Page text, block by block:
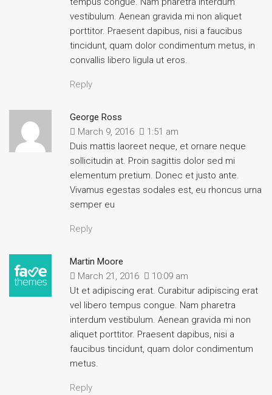
vestibulum. Aenean gravida mi non aliquet
porttitor. Praesent dapibus, nisi a faucibus
tincidunt, quam dolor condimentum metus, in
convallis libero ligula ut eros.
Reply
George Ross
March 9, 2016
1:51 am
Duis mattis laoreet neque, et ornare neque
sollicitudin at. Proin sagittis dolor sed mi
elementum pretium. Donec et justo ante.
Vivamus egestas sodales est, eu rhoncus urna
semper eu
Reply
Martin Moore
March 21, 2016
10:09 am
Ut et adipiscing erat. Curabitur adipiscing erat
vel libero tempus congue. Nam pharetra
interdum vestibulum. Aenean gravida mi non
aliquet porttitor. Praesent dapibus, nisi a
faucibus tincidunt, quam dolor condimentum
metus.
Reply